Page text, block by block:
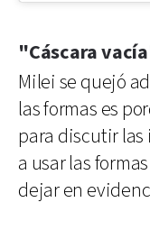
"Cáscara
Milei se quejó
las formas es
para discutir las
a usar las
dejar en